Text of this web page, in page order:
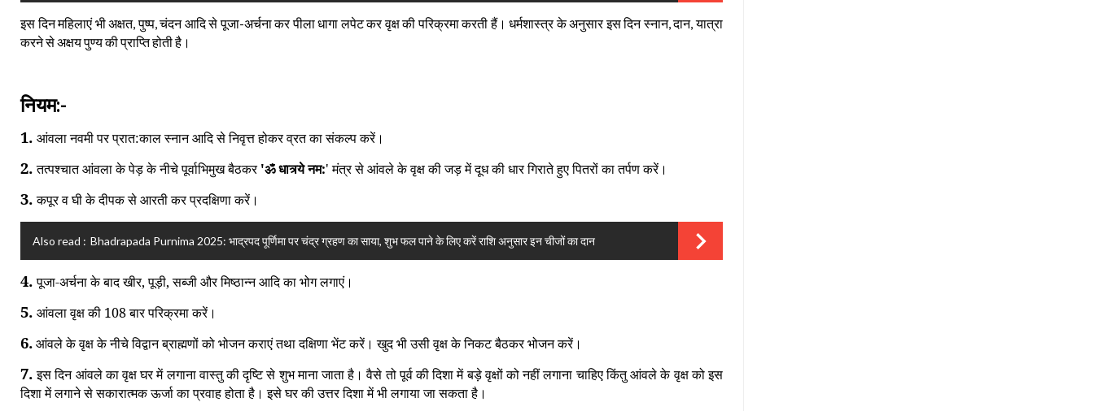
इसदिनमहिलाएंभीअक्षत,पुष्प,चंदनआदिसेपूजा-अर्चनाकरपीलाधागालपेटकरवृक्षकीपरिक्रमाकरतीहैं। धर्मशास्त्रकेअनुसारइसदिनस्नान,दान,यात्रा
करनेसेअक्षयपुण्यकीप्राप्तिहोतीहै।
नियम:-
1. आंवला नवमी पर प्रात:काल स्नान आदि से निवृत्त होकर व्रत का संकल्प करें।
2. तत्पश्चात आंवला के पेड़ के नीचे पूर्वाभिमुख बैठकर'ॐ धात्र्ये नम:' मंत्र से आंवले के वृक्ष की जड़ में दूध की धार गिराते हुए पितरों का तर्पण करें।
3. कपूर व घी के दीपक से आरती कर प्रदक्षिणा करें।
Also read : Bhadrapada Purnima 2025: भाद्रपद पूर्णिमा पर चंद्र ग्रहण का साया, शुभ फल पाने के लिए करें राशि अनुसार इन चीजों का दान
4. पूजा-अर्चना के बाद खीर, पूड़ी, सब्जी और मिष्ठान्न आदि का भोग लगाएं।
5. आंवला वृक्ष की 108 बार परिक्रमा करें।
6.आंवले के वृक्ष के नीचे विद्वान ब्राह्मणों को भोजन कराएं तथा दक्षिणा भेंट करें। खुद भी उसी वृक्ष के निकट बैठकर भोजन करें।
7. इस दिन आंवले का वृक्ष घर में लगाना वास्तु की दृष्टि से शुभ माना जाता है। वैसे तो पूर्व की दिशा में बड़े वृक्षों को नहीं लगाना चाहिए किंतु आंवले के वृक्ष को इस
दिशा में लगाने से सकारात्मक ऊर्जा का प्रवाह होता है। इसे घर की उत्तर दिशा में भी लगाया जा सकता है।